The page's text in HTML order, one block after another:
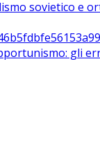
sovietico e
gli